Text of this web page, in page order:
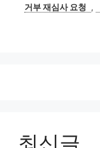
거부 재심사 요청
,
최신글